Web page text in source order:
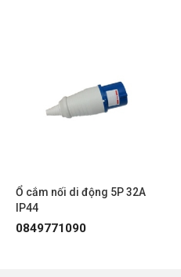
Ổ cắm nối di động 5P 32A
IP44
0849771090